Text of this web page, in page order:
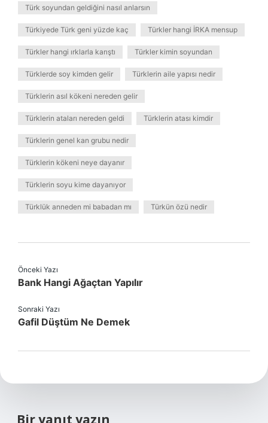
Türk soyundan geldiğini nasıl anlarsın
Türkiyede Türk geni yüzde kaç Türkler hangi İRKA mensup
Türkler hangi ırklarla karıştı Türkler kimin soyundan
Türklerde soy kimden gelir Türklerin aile yapısı nedir
Türklerin asıl kökeni nereden gelir
Türklerin ataları nereden geldi Türklerin atası kimdir
Türklerin genel kan grubu nedir
Türklerin kökeni neye dayanır
Türklerin soyu kime dayanıyor
Türklük anneden mi babadan mı Türkün özü nedir
Önceki Yazı
Bank Hangi Ağaçtan Yapılır
Sonraki Yazı
Gafil Düştüm Ne Demek
Bir yanıt yazın